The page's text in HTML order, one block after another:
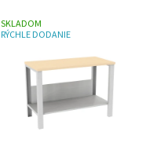
SKLADOM
RÝCHLE DODANIE